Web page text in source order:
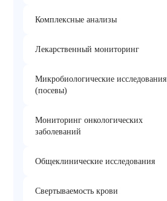
Комплексные анализы
Лекарственный мониторинг
Микробиологические исследования
(посевы)
Мониторинг онкологических
заболеваний
Общеклинические исследования
Свертываемость крови